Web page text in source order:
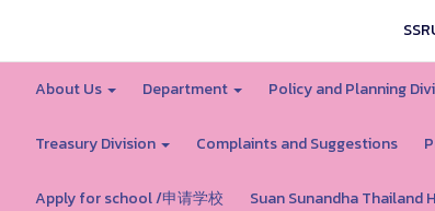
About Us Department Policy and Planning
Treasury Division Complaints and Suggestions
Apply for school /申请学校 Suan Sunandha Thailand